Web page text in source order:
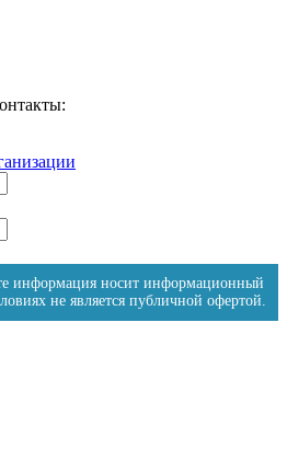
информация носит информационный
не является публичной офертой.